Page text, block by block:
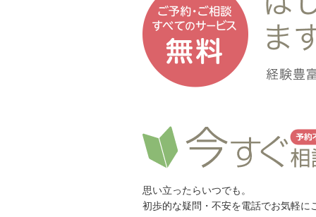
思い立ったらいつでも。
初歩的な疑問・不安を電話でお気軽に